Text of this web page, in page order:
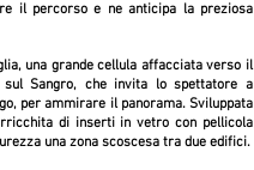
il percorso e ne anticipa la preziosa
una grande cellula affacciata verso il
sul Sangro, che invita lo spettatore a
per ammirare il panorama. Sviluppata
di inserti in vetro con pellicola
una zona scoscesa tra due edifici.